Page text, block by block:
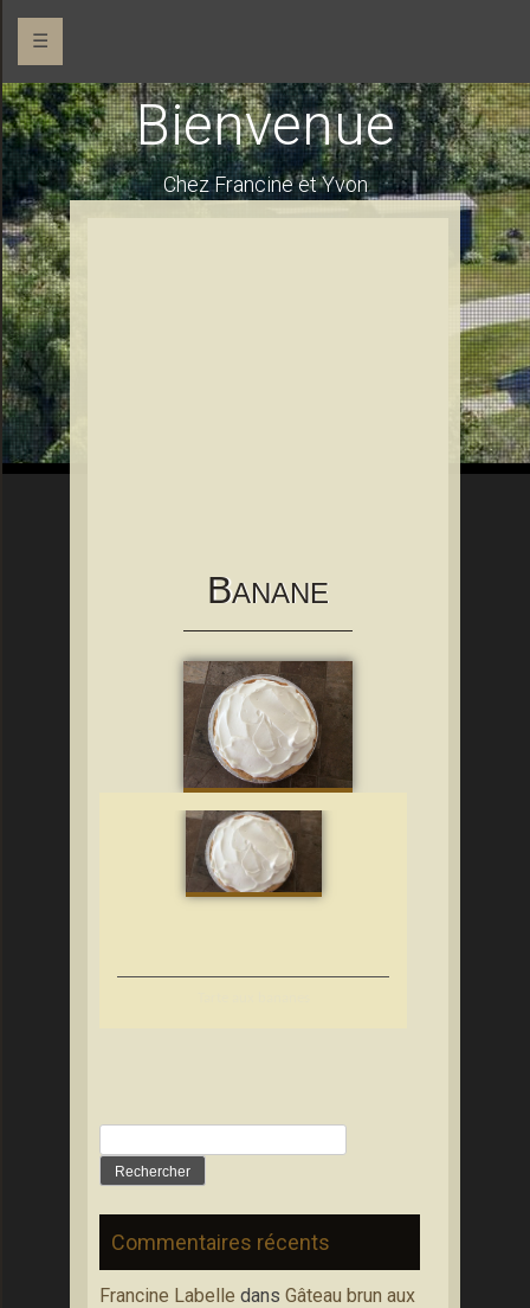
☰
Bienvenue
Chez Francine et Yvon
BANANE
Commentaires récents
Francine Labelle dans Gâteau brun aux